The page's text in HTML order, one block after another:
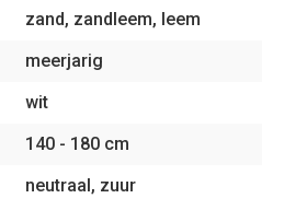
zand, zandleem, leem
meerjarig
wit
140 - 180 cm
neutraal, zuur